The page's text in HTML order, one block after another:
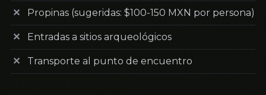
Propinas (sugeridas: $100-150 MXN por persona)
Entradas a sitios arqueológicos
Transporte al punto de encuentro